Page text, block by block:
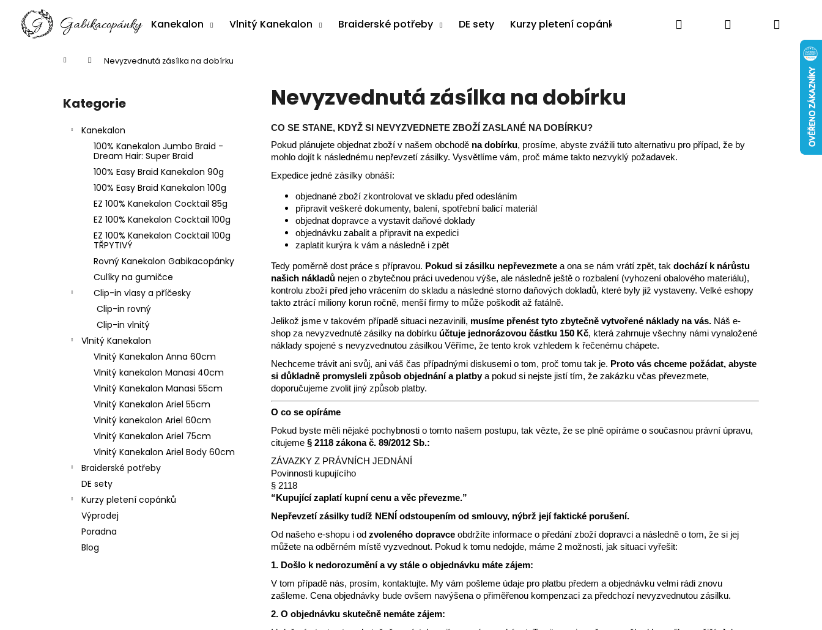
obsah
Kanekalon Vlnitý Kanekalon Braiderské potřeby DE sety Kurzy pletení copánků Výprodej Poradna Blog
Hledat Přihlášení
košík
Domů Nevyzvednutá zásílka na dobírku
Přeskočit
kategorie
Kategorie
Kanekalon
100% Kanekalon Jumbo Braid -
Dream Hair: Super Braid
100% Easy Braid Kanekalon 90g
100% Easy Braid Kanekalon 100g
EZ 100% Kanekalon Cocktail 85g
EZ 100% Kanekalon Cocktail 100g
EZ 100% Kanekalon Cocktail 100g
TŘPYTIVÝ
Rovný Kanekalon Gabikacopánky
Culíky na gumičce
Clip-in vlasy a příčesky
Clip-in rovný
Clip-in vlnitý
Vlnitý Kanekalon
Vlnitý Kanekalon Anna 60cm
Vlnitý kanekalon Manasi 40cm
Vlnitý Kanekalon Manasi 55cm
Vlnitý Kanekalon Ariel 55cm
Vlnitý kanekalon Ariel 60cm
Vlnitý Kanekalon Ariel 75cm
Vlnitý Kanekalon Ariel Body 60cm
Braiderské potřeby
DE sety
Kurzy pletení copánků
Výprodej
Poradna
Blog
Nevyzvednutá zásílka na dobírku
CO SE STANE, KDYŽ SI NEVYZVEDNETE ZBOŽÍ ZASLANÉ NA DOBÍRKU?
Pokud plánujete objednat zboží v našem obchodě na dobírku, prosíme, abyste zvážili tuto alternativu pro případ, že by
mohlo dojít k následnému nepřevzetí zásilky. Vysvětlíme vám, proč máme takto nezvyklý požadavek.
Expedice jedné zásilky obnáší:
objednané zboží zkontrolovat ve skladu před odesláním
připravit veškeré dokumenty, balení, spotřební balicí materiál
objednat dopravce a vystavit daňové doklady
objednávku zabalit a připravit na expedici
zaplatit kurýra k vám a následně i zpět
Tedy poměrně dost práce s přípravou. Pokud si zásilku nepřevezmete a ona se nám vrátí zpět, tak dochází k nárůstu
našich nákladů nejen o zbytečnou práci uvedenou výše, ale následně ještě o rozbalení (vyhození obalového materiálu),
kontrolu zboží před jeho vrácením do skladu a následné storno daňových dokladů, které byly již vystaveny. Velké eshopy
takto ztrácí miliony korun ročně, menší firmy to může poškodit až fatálně.
Jelikož jsme v takovém případě situaci nezavinili, musíme přenést tyto zbytečně vytvořené náklady na vás. Náš e-
shop za nevyzvednuté zásilky na dobírku účtuje jednorázovou částku 150 Kč, která zahrnuje všechny námi vynaložené
náklady spojené s nevyzvednutou zásilkou Věříme, že tento krok vzhledem k řečenému chápete.
Nechceme trávit ani svůj, ani váš čas případnými diskusemi o tom, proč tomu tak je. Proto vás chceme požádat, abyste
si důkladně promysleli způsob objednání a platbya pokud si nejste jistí tím, že zakázku včas převezmete,
doporučujeme zvolit jiný způsob platby.
O co se opíráme
Pokud byste měli nějaké pochybnosti o tomto našem postupu, tak vězte, že se plně opíráme o současnou právní úpravu,
citujeme § 2118 zákona č. 89/2012 Sb.:
ZÁVAZKY Z PRÁVNÍCH JEDNÁNÍ
Povinnosti kupujícího
§ 2118
“Kupující zaplatí kupní cenu a věc převezme.”
Nepřevzetí zásilky tudíž NENÍ odstoupením od smlouvy, nýbrž její faktické porušení.
Od našeho e-shopu i od zvoleného dopravce obdržíte informace o předání zboží dopravci a následně o tom, že si jej
můžete na odběrném místě vyzvednout. Pokud k tomu nedojde, máme 2 možnosti, jak situaci vyřešit:
1. Došlo k nedorozumění a vy stále o objednávku máte zájem:
V tom případě nás, prosím, kontaktujte. My vám pošleme údaje pro platbu předem a objednávku velmi rádi znovu
zašleme. Cena objednávky bude ovšem navýšena o přiměřenou kompenzaci za předchozí nevyzvednutou zásilku.
2. O objednávku skutečně nemáte zájem:
Zpět
Zpět
Doporučujeme